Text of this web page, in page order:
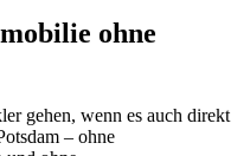
ohne
gehen, wenn es auch direkt
– ohne